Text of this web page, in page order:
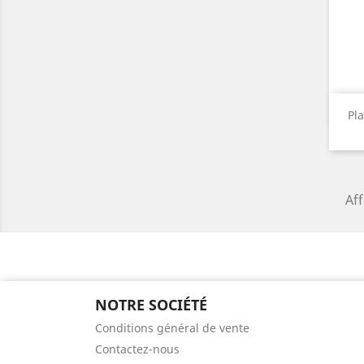
NOTRE SOCIÉTÉ
Conditions général de vente
Contactez-nous